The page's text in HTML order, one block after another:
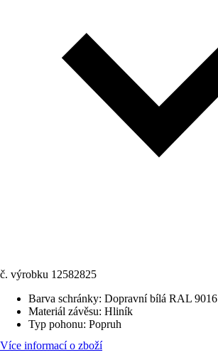
č. výrobku 12582825
Barva schránky: Dopravní bílá RAL 9016
Materiál závěsu: Hliník
Typ pohonu: Popruh
Více informací o zboží